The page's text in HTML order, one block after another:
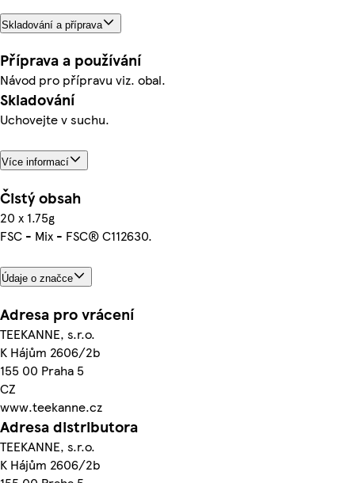
Skladování a příprava
Příprava a používání
Návod pro přípravu viz. obal.
Skladování
Uchovejte v suchu.
Více informací
Čistý obsah
20 x 1.75g
FSC - Mix - FSC® C112630.
Údaje o značce
Adresa pro vrácení
TEEKANNE, s.r.o.
K Hájům 2606/2b
155 00 Praha 5
CZ
www.teekanne.cz
Adresa distributora
TEEKANNE, s.r.o.
K Hájům 2606/2b